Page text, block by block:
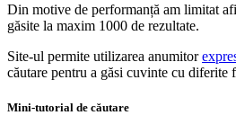
Din motive de performanță am limitat
găsite la maxim 1000 de rezultate.
Site-ul permite utilizarea anumitor
căutare pentru a găsi cuvinte cu diferite
Mini-tutorial de căutare